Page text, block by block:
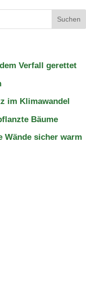
Ver­fall gerettet
im Klimawandel
Bäume
Wände sicher warm